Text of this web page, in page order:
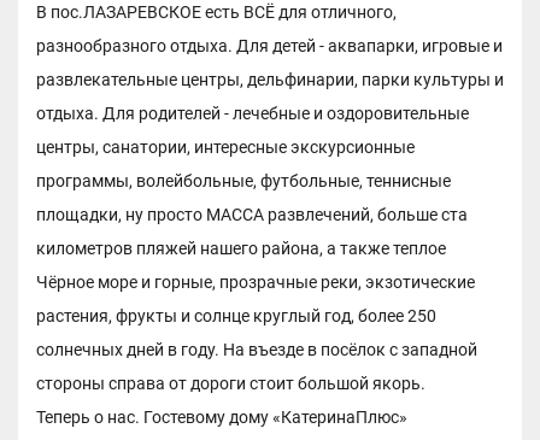
В пос.ЛАЗАРЕВСКОЕ есть ВСЁ для отличного,
разнообразного отдыха. Для детей - аквапарки, игровые и
развлекательные центры, дельфинарии, парки культуры и
отдыха. Для родителей - лечебные и оздоровительные
центры, санатории, интересные экскурсионные
программы, волейбольные, футбольные, теннисные
площадки, ну просто МАССА развлечений, больше ста
километров пляжей нашего района, а также теплое
Чёрное море и горные, прозрачные реки, экзотические
растения, фрукты и солнце круглый год, более 250
солнечных дней в году. На въезде в посёлок с западной
стороны справа от дороги стоит большой якорь.
Теперь о нас. Гостевому дому «КатеринаПлюс»